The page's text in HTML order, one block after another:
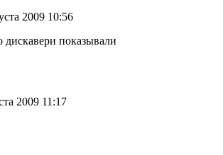
2009 10:56
дискавери показывали
2009 11:17